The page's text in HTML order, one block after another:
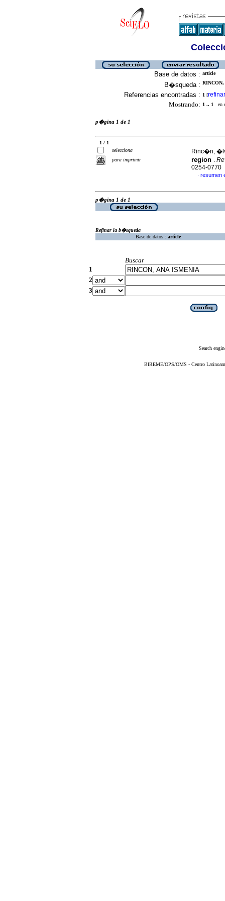
Base de datos : article
B�squeda :
Referencias encontradas : 1 [refinar
Mostrando: 1 .. 1 en
p�gina 1 de 1
1 / 1
selecciona
para imprimir
Rinc�n,
region .
0254-0770
· resumen
p�gina 1 de 1
Refinar la b�squeda
Base de datos : article
Buscar
1
2
3
Search
BIREME/OPS/OMS - Centro